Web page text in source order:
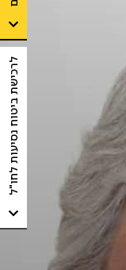
לרכישת ביטוח נסיעות לחו"ל